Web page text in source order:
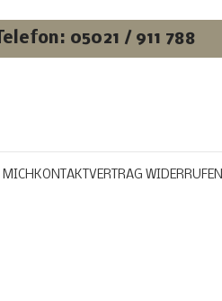
05021 / 911 788
MICH KONTAKT VERTRAG WIDERRUFEN